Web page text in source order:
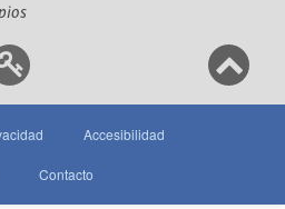
Accesibilidad
Contacto